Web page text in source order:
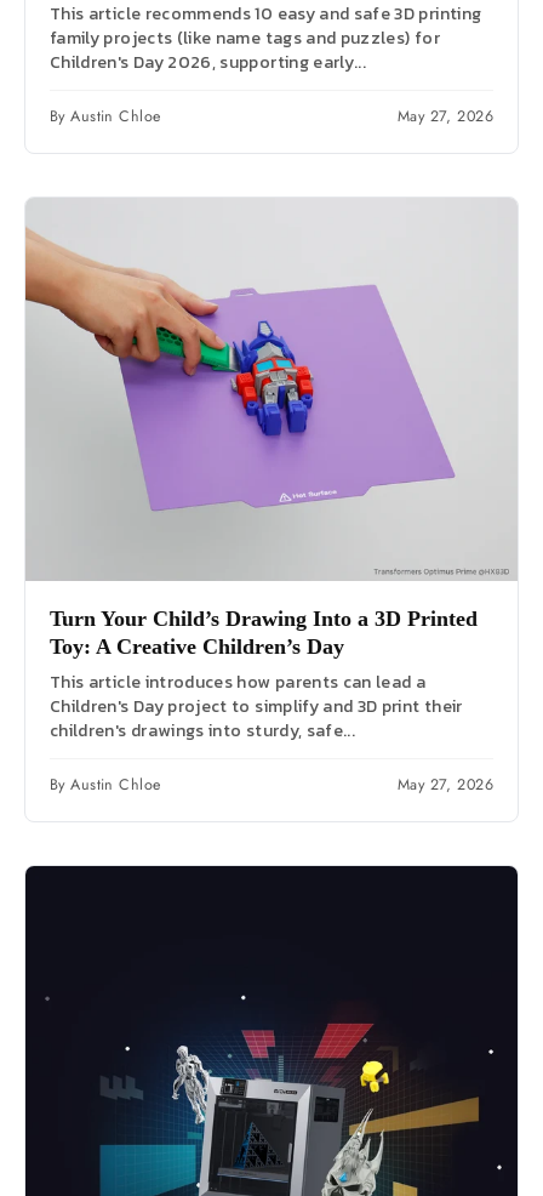
This article recommends 10 easy and safe 3D printing
family projects (like name tags and puzzles) for
Children's Day 2026, supporting early...
By Austin Chloe May 27, 2026
Turn Your Child’s Drawing Into a 3D Printed
Toy: A Creative Children’s Day
This article introduces how parents can lead a
Children's Day project to simplify and 3D print their
children's drawings into sturdy, safe...
By Austin Chloe May 27, 2026